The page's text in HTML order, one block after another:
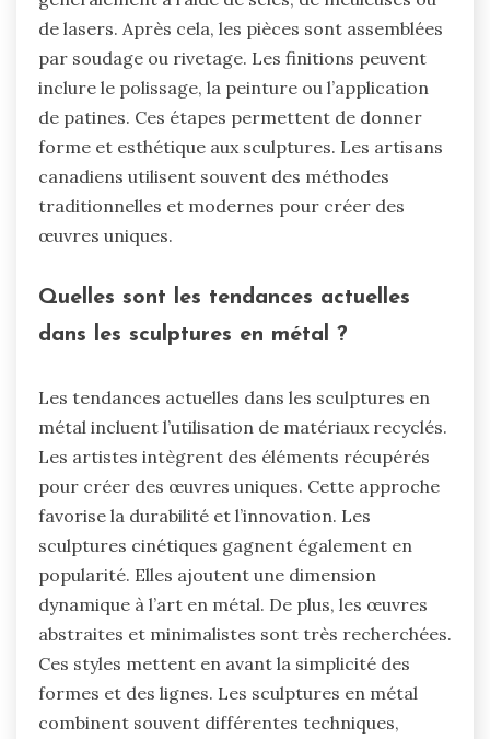
de lasers. Après cela, les pièces sont assemblées
par soudage ou rivetage. Les finitions peuvent
inclure le polissage, la peinture ou l’application
de patines. Ces étapes permettent de donner
forme et esthétique aux sculptures. Les artisans
canadiens utilisent souvent des méthodes
traditionnelles et modernes pour créer des
œuvres uniques.
Quelles sont les tendances actuelles
dans les sculptures en métal ?
Les tendances actuelles dans les sculptures en
métal incluent l’utilisation de matériaux recyclés.
Les artistes intègrent des éléments récupérés
pour créer des œuvres uniques. Cette approche
favorise la durabilité et l’innovation. Les
sculptures cinétiques gagnent également en
popularité. Elles ajoutent une dimension
dynamique à l’art en métal. De plus, les œuvres
abstraites et minimalistes sont très recherchées.
Ces styles mettent en avant la simplicité des
formes et des lignes. Les sculptures en métal
combinent souvent différentes techniques,